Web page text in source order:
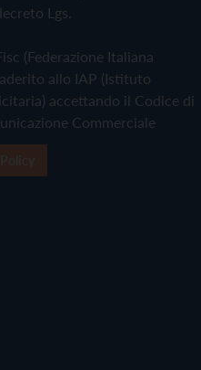
Lgs.
(Federazione Italiana
allo IAP (Istituto
accettando il Codice di
Commerciale